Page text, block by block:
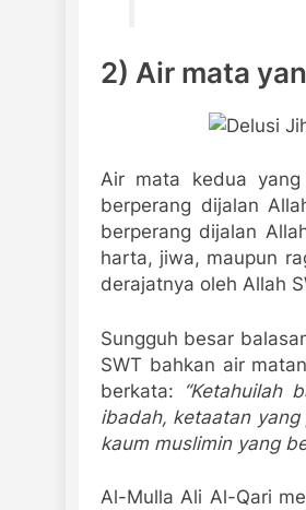
2) Air mata
Air mata kedua
berperang dijalan
berperang dijalan
harta, jiwa, maupun
derajatnya oleh Allah
Sungguh besar
SWT bahkan air
berkata:
“Ketahuilah
ibadah, ketaatan
kaum muslimin yang
Al-Mulla Ali Al-Qari